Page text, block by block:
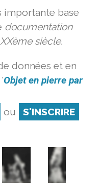
importante base
documentation
siècle.
données et en
Objet en pierre par
ou S'INSCRIRE